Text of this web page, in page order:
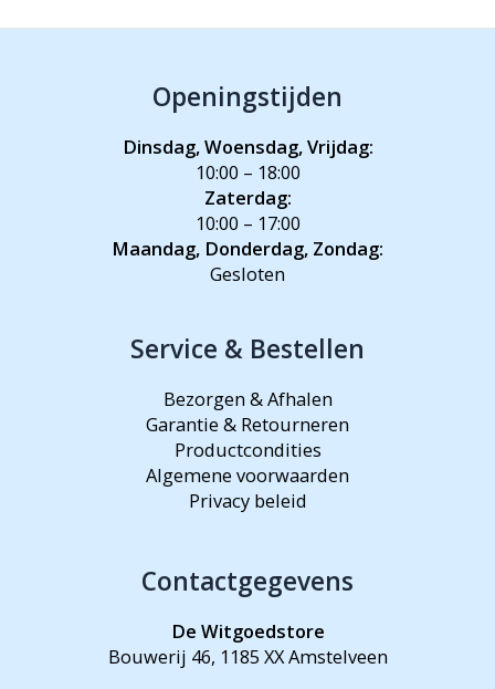
Openingstijden
Dinsdag, Woensdag, Vrijdag:
10:00 – 18:00
Zaterdag:
10:00 – 17:00
Maandag, Donderdag, Zondag:
Gesloten
Service & Bestellen
Bezorgen & Afhalen
Garantie & Retourneren
Productcondities
Algemene voorwaarden
Privacy beleid
Contactgegevens
De Witgoedstore
Bouwerij 46, 1185 XX Amstelveen